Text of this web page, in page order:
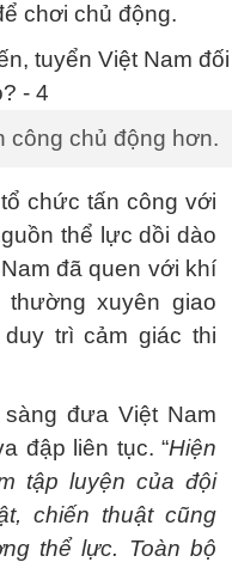
chơi chủ động.
công chủ động hơn.
chức tấn công với
thể lực dồi dào
đã quen với khí
xuyên giao
trì cảm giác thi
đưa Việt Nam
đập liên tục. “Hiện
tập luyện của đội
chiến thuật cũng
thể lực. Toàn bộ